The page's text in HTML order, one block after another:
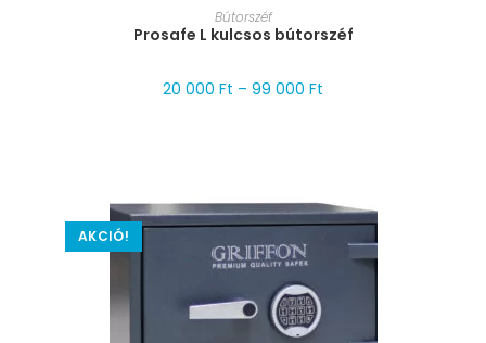
MÉRET VÁLASZTÁSA
Bútorszéf
Prosafe L kulcsos bútorszéf
20 000 Ft – 99 000 Ft
AKCIÓ!